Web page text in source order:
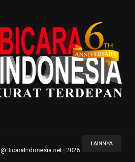
LAINNYA
| 2026